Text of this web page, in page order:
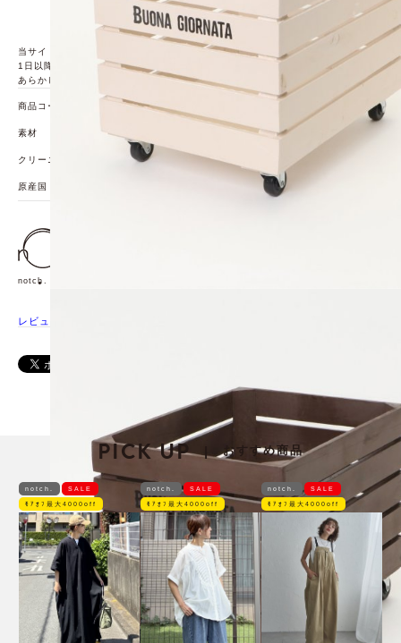
当サイトの春夏物商品の期間限定割引価格につきまして、春夏物は基本的に10月
1日以降は一定期間正価での販売価格に戻させて頂きます。
あらかじめご了承くださいませ。
商品コード 73650038
素材
クリーニング方法
原産国
notch.トップページ
レビューを書く
PICK UP おすすめ商品
notch. SALE
ﾓｱｵﾌ最大4000off
notch. SALE
ﾓｱｵﾌ最大4000off
notch. SALE
ﾓｱｵﾌ最大4000off